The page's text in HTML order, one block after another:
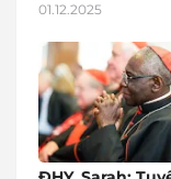
01.12.2025